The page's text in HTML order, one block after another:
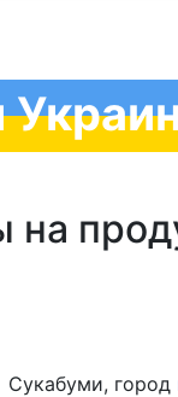
Сукабуми, город